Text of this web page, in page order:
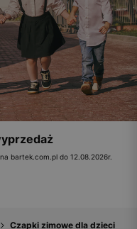
bartek.com.pl do 12.08.2026r.
Czapki zimowe dla dzieci